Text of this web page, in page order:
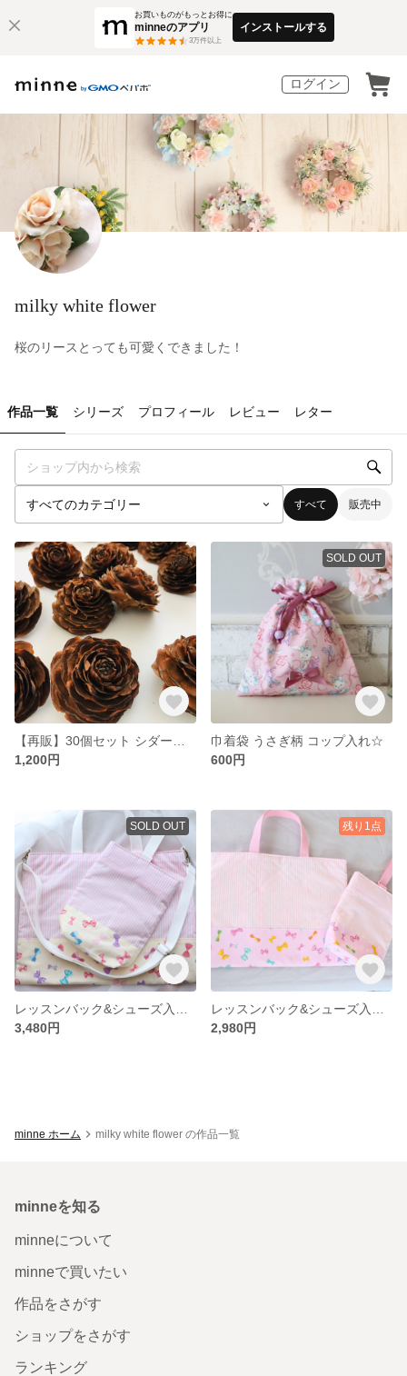
お買いものがもっとお得に
minneのアプリ
3万件以上
インストールする
ログイン
milky white flower
桜のリースとっても可愛くできました！
作品一覧 シリーズ プロフィール レビュー レター
すべて 販売中
1,200円
SOLD OUT
巾着袋 うさぎ柄 コップ入れ☆
600円
SOLD OUT
3,480円
残り1点
2,980円
minne ホーム milky white flower の作品一覧
minneを知る
minneについて
minneで買いたい
作品をさがす
ショップをさがす
ランキング